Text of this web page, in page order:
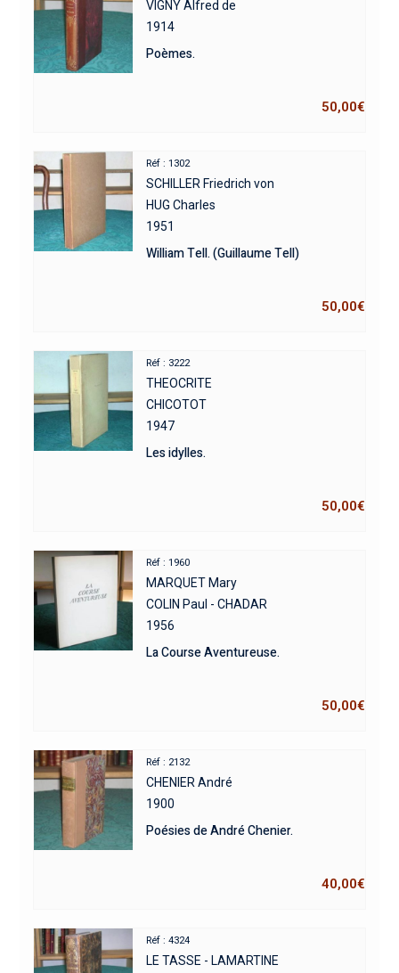
VIGNY Alfred de
1914
Poèmes.
50,00€
Réf : 1302
SCHILLER Friedrich von
HUG Charles
1951
William Tell. (Guillaume Tell)
50,00€
Réf : 3222
THEOCRITE
CHICOTOT
1947
Les idylles.
50,00€
Réf : 1960
MARQUET Mary
COLIN Paul - CHADAR
1956
La Course Aventureuse.
50,00€
Réf : 2132
CHENIER André
1900
Poésies de André Chenier.
40,00€
Réf : 4324
LE TASSE - LAMARTINE